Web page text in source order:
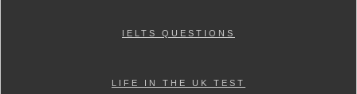
IELTS QUESTIONS
LIFE IN THE UK TEST